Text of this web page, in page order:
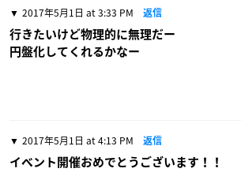
2017年5月1日 at 3:33 PM 返信
行きたいけど物理的に無理だー
円盤化してくれるかなー
2017年5月1日 at 4:13 PM 返信
イベント開催おめでとうございます！！